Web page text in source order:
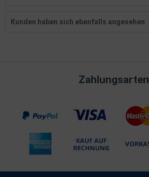
Kunden haben sich ebenfalls angesehen
Zahlungsarten